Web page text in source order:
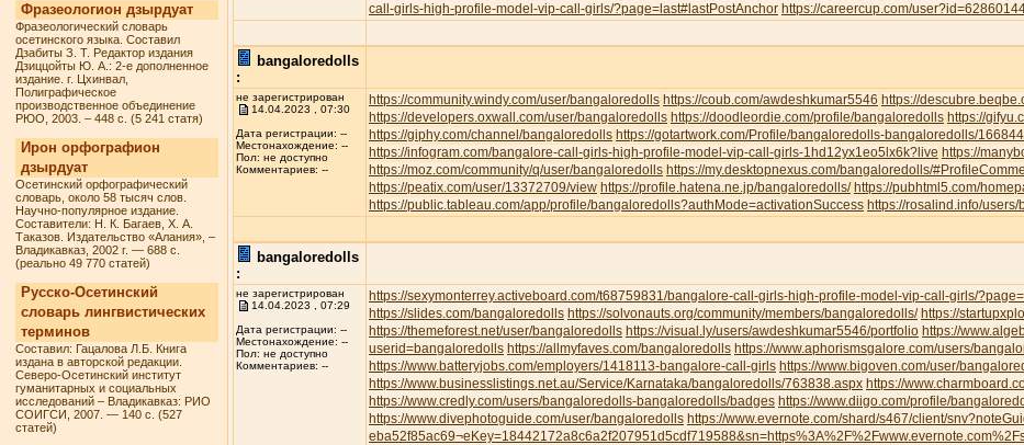
Фразеологион дзырдуат
Фразеологический словарь
осетинского языка. Составил
Дзабиты З. Т. Редактор издания
Дзиццойты Ю. А.: 2-е дополненное
издание. г. Цхинвал,
Полиграфическое
производственное объединение
РЮО, 2003. – 448 с. (5 241 статя)
Ирон орфографион
дзырдуат
Осетинский орфографический
словарь, около 58 тысяч слов.
Научно-популярное издание.
Составители: Н. К. Багаев, Х. А.
Таказов. Издательство «Алания», –
Владикавказ, 2002 г. — 688 с.
(реально 49 770 статей)
Русско-Осетинский
словарь лингвистических
терминов
Составил: Гацалова Л.Б. Книга
издана в авторской редакции.
Северо-Осетинский институт
гуманитарных и социальных
исследований – Владикавказ: РИО
СОИГСИ, 2007. — 140 с. (527
статей)
call-girls-high-profile-model-vip-call-girls/?page=last#lastPostAnchor https://careercup.com/
bangaloredolls
:
не зарегистрирован
14.04.2023 , 07:30
Дата регистрации: --
Местонахождение: --
Пол: не доступно
Комментариев: --
https://community.windy.com/user/bangaloredolls https://coub.com/awdeshkumar5546 https://
https://developers.oxwall.com/user/bangaloredolls https://doodleordie.com/profile/bangaloredolls https://
https://giphy.com/channel/bangaloredolls https://gotartwork.com/Profile/bangaloredolls-bangaloredolls/
https://infogram.com/bangalore-call-girls-high-profile-model-vip-call-girls-1hd12yx1eo5lx6k?live https://
https://moz.com/community/q/user/bangaloredolls https://my.desktopnexus.com/bangaloredolls/
https://peatix.com/user/13372709/view https://profile.hatena.ne.jp/bangaloredolls/ https://pubhtml5.com/
https://public.tableau.com/app/profile/bangaloredolls?authMode=activationSuccess https://rosalind.info/
bangaloredolls
:
не зарегистрирован
14.04.2023 , 07:29
Дата регистрации: --
Местонахождение: --
Пол: не доступно
Комментариев: --
https://sexymonterrey.activeboard.com/t68759831/bangalore-call-girls-high-profile-model-vip-call-girls/
https://slides.com/bangaloredolls https://solvonauts.org/community/members/bangaloredolls/ https://
https://themeforest.net/user/bangaloredolls https://visual.ly/users/awdeshkumar5546/portfolio https://
userid=bangaloredolls https://allmyfaves.com/bangaloredolls https://www.aphorismsgalore.com/users/
https://www.batteryjobs.com/employers/1418113-bangalore-call-girls https://www.bigoven.com/user/
https://www.businesslistings.net.au/Service/Karnataka/bangaloredolls/763838.aspx https://
https://www.credly.com/users/bangaloredolls-bangaloredolls/badges https://www.diigo.com/profile/
https://www.divephotoguide.com/user/bangaloredolls https://www.evernote.com/shard/s467/client/